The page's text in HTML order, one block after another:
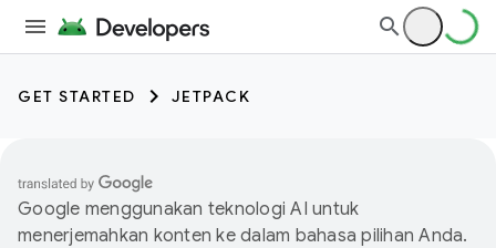
GET STARTED JETPACK
Google menggunakan teknologi AI untuk
menerjemahkan konten ke dalam bahasa pilihan Anda.